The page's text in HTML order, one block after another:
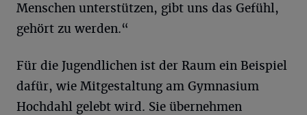
Menschen unterstützen, gibt uns das Gefühl,
gehört zu werden.“
Für die Jugendlichen ist der Raum ein Beispiel
dafür, wie Mitgestaltung am Gymnasium
Hochdahl gelebt wird. Sie übernehmen